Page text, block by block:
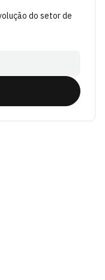
do setor de